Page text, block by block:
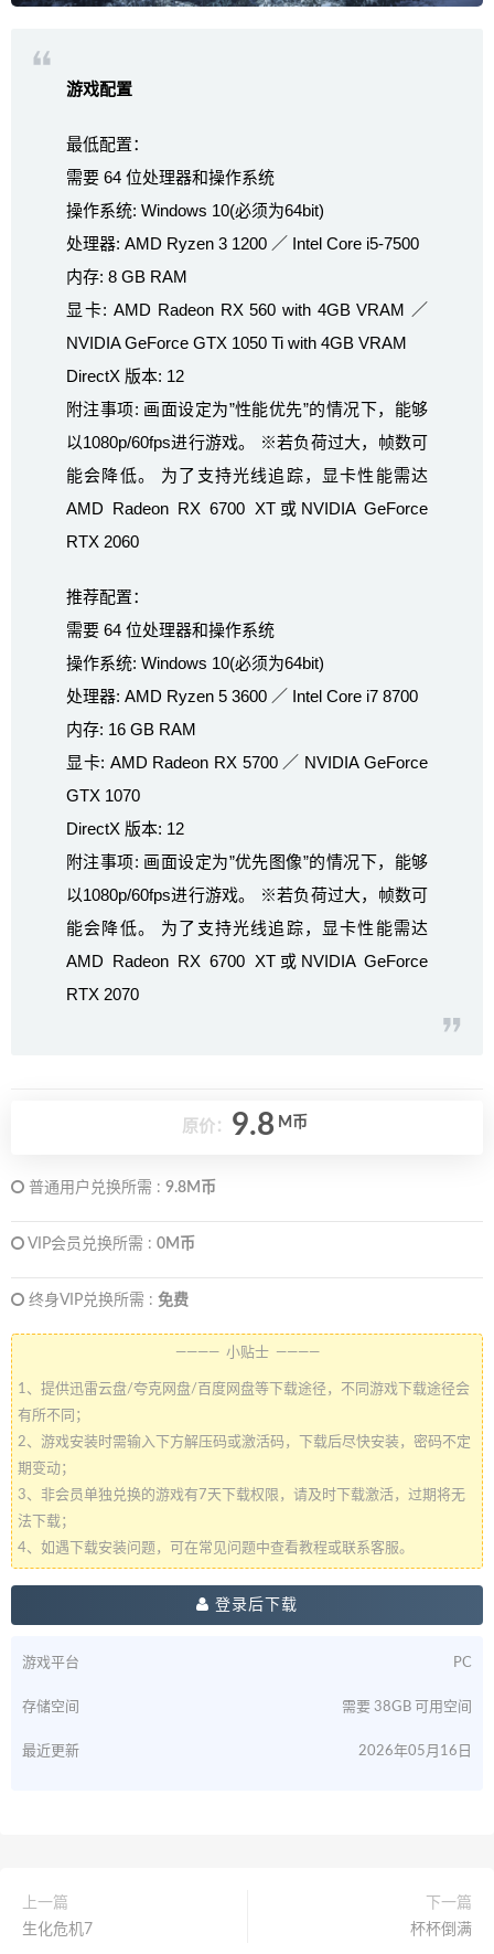
游戏配置
最低配置：
需要 64 位处理器和操作系统
操作系统: Windows 10(必须为64bit)
处理器: AMD Ryzen 3 1200 ／ Intel Core i5-7500
内存: 8 GB RAM
显卡: AMD Radeon RX 560 with 4GB VRAM ／
NVIDIA GeForce GTX 1050 Ti with 4GB VRAM
DirectX 版本: 12
附注事项: 画面设定为”性能优先”的情况下，能够
以1080p/60fps进行游戏。 ※若负荷过大，帧数可
能会降低。 为了支持光线追踪，显卡性能需达
AMD Radeon RX 6700 XT或NVIDIA GeForce
RTX 2060
推荐配置：
需要 64 位处理器和操作系统
操作系统: Windows 10(必须为64bit)
处理器: AMD Ryzen 5 3600 ／ Intel Core i7 8700
内存: 16 GB RAM
显卡: AMD Radeon RX 5700 ／ NVIDIA GeForce
GTX 1070
DirectX 版本: 12
附注事项: 画面设定为”优先图像”的情况下，能够
以1080p/60fps进行游戏。 ※若负荷过大，帧数可
能会降低。 为了支持光线追踪，显卡性能需达
AMD Radeon RX 6700 XT或NVIDIA GeForce
RTX 2070
原价： 9.8 M币
普通用户兑换所需 : 9.8M币
VIP会员兑换所需 : 0M币
终身VIP兑换所需 : 免费
———— 小贴士 ————
1、提供迅雷云盘/夸克网盘/百度网盘等下载途径，不同游戏下载途径会
有所不同；
2、游戏安装时需输入下方解压码或激活码，下载后尽快安装，密码不定
期变动；
3、非会员单独兑换的游戏有7天下载权限，请及时下载激活，过期将无
法下载；
4、如遇下载安装问题，可在常见问题中查看教程或联系客服。
登录后下载
游戏平台 PC
存储空间 需要 38GB 可用空间
最近更新 2026年05月16日
上一篇
生化危机7
下一篇
杯杯倒满